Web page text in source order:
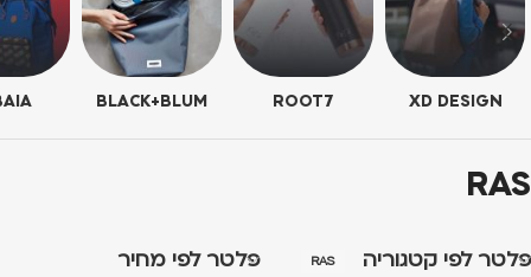
XD DESIGN
ROOT7
BLACK+BLUM
RAS
פלטר לפי קטגוריה RAS פלטר לפי מחיר